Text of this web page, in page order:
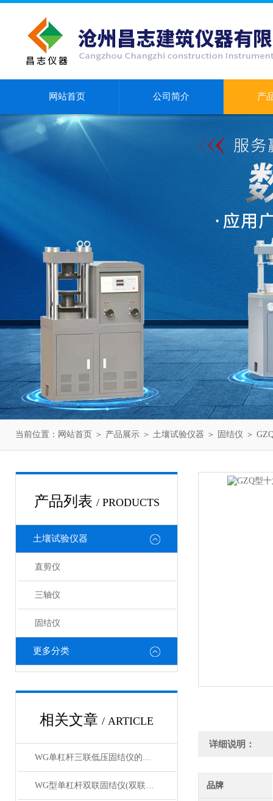
网站首页 公司简介 产
当前位置： 网站首页 ＞ 产品展示 ＞ 土壤试验仪器 ＞ 固结仪 ＞
产品列表 / PRODUCTS
土壤试验仪器
直剪仪
三轴仪
固结仪
更多分类
相关文章 / ARTICLE
WG单杠杆三联低压固结仪的工作原理与结构解析
WG型单杠杆双联固结仪(双联低压双联中压）产品展示
详细说明：
品牌